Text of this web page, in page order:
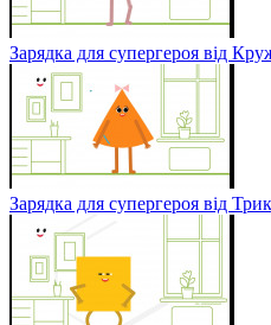
Зарядка для супергероя від
Зарядка для супергероя від